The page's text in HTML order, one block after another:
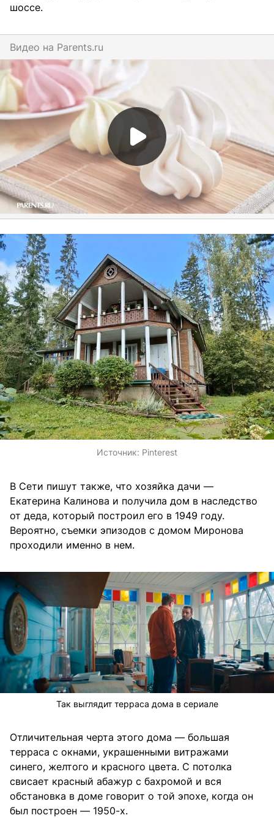
шоссе.
Видео на parents.ru
Источник: Pinterest
В Сети пишут также, что хозяйка дачи —
Екатерина Калинова и получила дом в наследство
от деда, который построил его в 1949 году.
Вероятно, съемки эпизодов с домом Миронова
проходили именно в нем.
Так выглядит терраса дома в сериале
Отличительная черта этого дома — большая
терраса с окнами, украшенными витражами
синего, желтого и красного цвета. С потолка
свисает красный абажур с бахромой и вся
обстановка в доме говорит о той эпохе, когда он
был построен — 1950-х.